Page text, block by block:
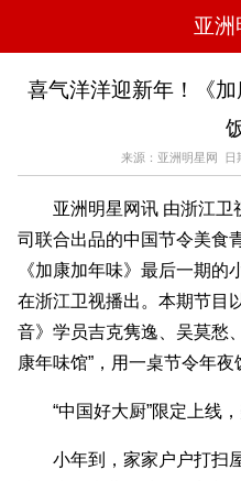
亚洲
电影
时尚
八卦
韩国男明星
欧美男明星
喜气洋洋迎新年！《
来源：亚洲明星网 日
亚洲明星网讯 由浙江卫视与浙江视通文化传播有限公
司联合出品的中国节令美
《加康加年味》最后一期
在浙江卫视播出。本期节目
音》学员吉克隽逸、吴莫愁
康年味馆”，用一桌节令年夜
“中国好大厨”限定上线，
小年到，家家户户打扫屋